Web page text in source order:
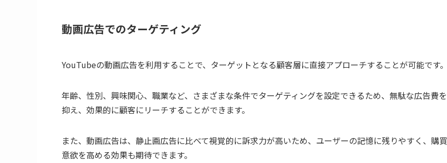
動画広告でのターゲティング
YouTubeの動画広告を利用することで、ターゲットとなる顧客層に直接アプローチすることが可能です。
年齢、性別、興味関心、職業など、さまざまな条件でターゲティングを設定できるため、無駄な広告費を
抑え、効果的に顧客にリーチすることができます。
また、動画広告は、静止画広告に比べて視覚的に訴求力が高いため、ユーザーの記憶に残りやすく、購買
意欲を高める効果も期待できます。